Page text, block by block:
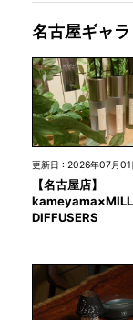
名古屋ギャ
更新日 : 2026年07月01
【名古屋店】
DIFFUSERS